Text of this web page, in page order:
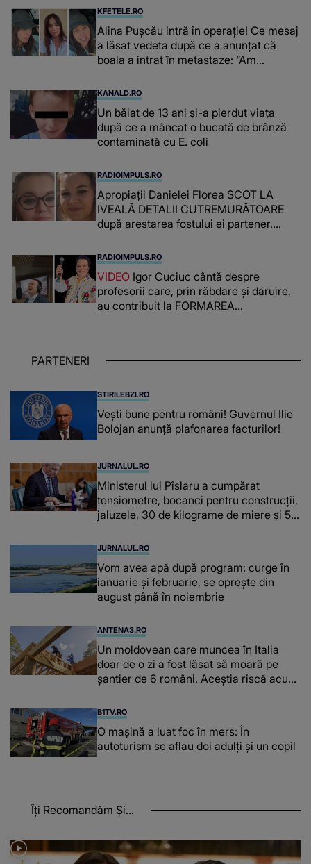
KFETELE.RO
Alina Pușcău intră în operație! Ce mesaj
a lăsat vedeta după ce a anunțat că
boala a intrat în metastaze: “Am
KANALD.RO
Un băiat de 13 ani și-a pierdut viața
după ce a mâncat o bucată de brânză
contaminată cu E. coli
RADIOIMPULS.RO
Apropiații Danielei Florea SCOT LA
IVEALĂ DETALII CUTREMURĂTOARE
după arestarea fostului ei partener.
românca ucisă în Italia și ascunsă în
lada unui pat: " Îmi pare rău că nu am
reușit să fac mai mult pentru ea și..."
RADIOIMPULS.RO
VIDEO Igor Cuciuc cântă despre
profesorii care, prin răbdare și dăruire,
au contribuit la FORMAREA
chiar și după trecerea anilor: "De
PARTENERI
STIRILEBZI.RO
Vești bune pentru români! Guvernul Ilie
Bolojan anunță plafonarea facturilor!
JURNALUL.RO
Ministerul lui Pîslaru a cumpărat
tensiometre, bocanci pentru construcții,
jaluzele, 30 de kilograme de miere și 50
JURNALUL.RO
Vom avea apă după program: curge în
ianuarie și februarie, se oprește din
august până în noiembrie
ANTENA3.RO
Un moldovean care muncea în Italia
doar de o zi a fost lăsat să moară pe
şantier de 6 români. Aceștia riscă acum
B1TV.RO
O maşină a luat foc în mers: În
autoturism se aflau doi adulți și un copil
Îți Recomandăm Și...